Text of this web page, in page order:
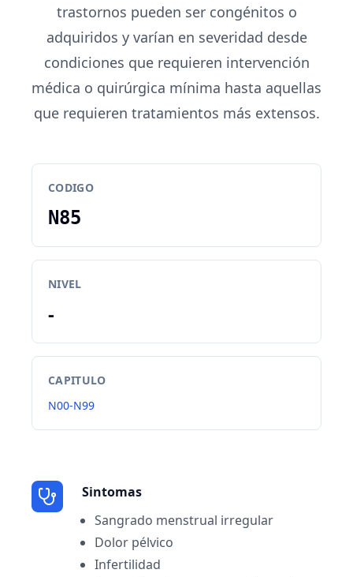
trastornos pueden ser congénitos o
adquiridos y varían en severidad desde
condiciones que requieren intervención
médica o quirúrgica mínima hasta aquellas
que requieren tratamientos más extensos.
CODIGO
N85
NIVEL
-
CAPITULO
N00-N99
Sintomas
Sangrado menstrual irregular
Dolor pélvico
Infertilidad